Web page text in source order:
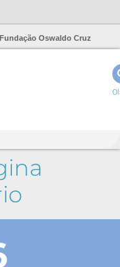
Fundação Oswaldo Cruz